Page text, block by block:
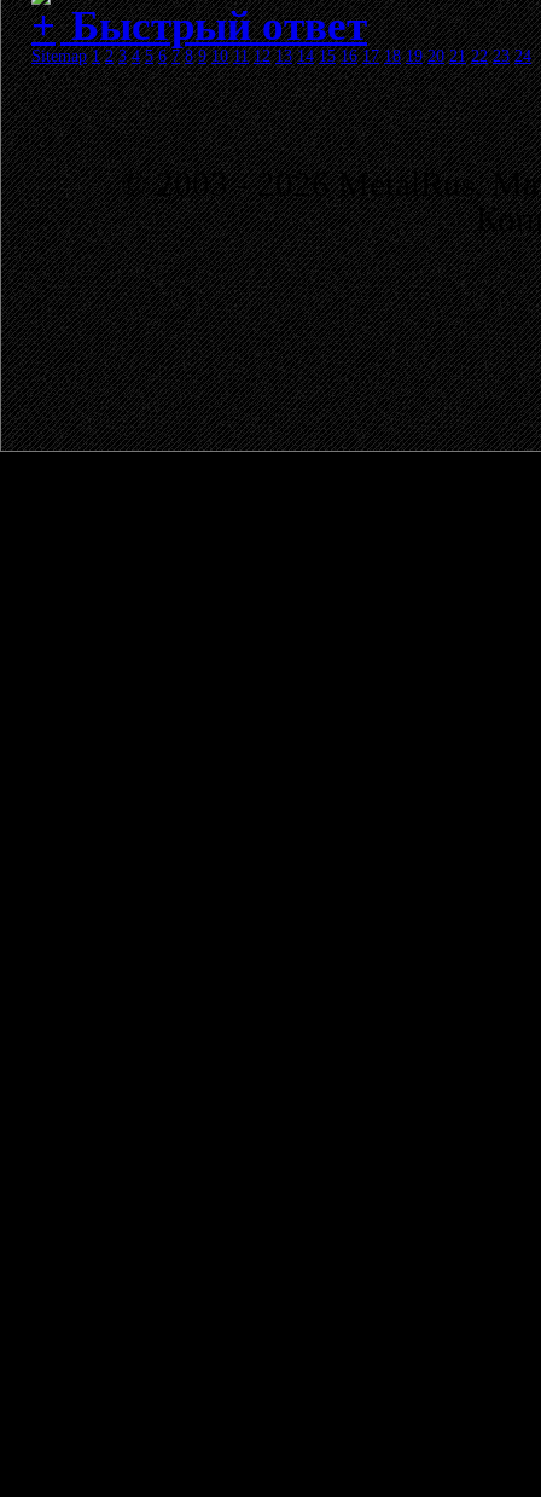
Быстрый ответ
Sitemap 1 2 3 4 5 6 7 8 9 10 11 12 13 14 15 16 17 18 19 20 21 22 23 24
© 2003 - 2026 MetalRus.